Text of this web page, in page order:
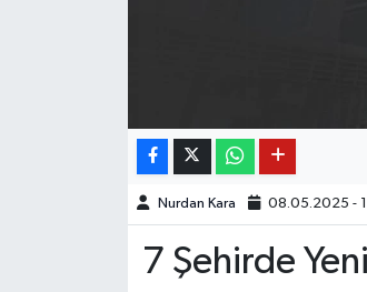
Nurdan Kara 08.05.2025 -
7 Şehirde